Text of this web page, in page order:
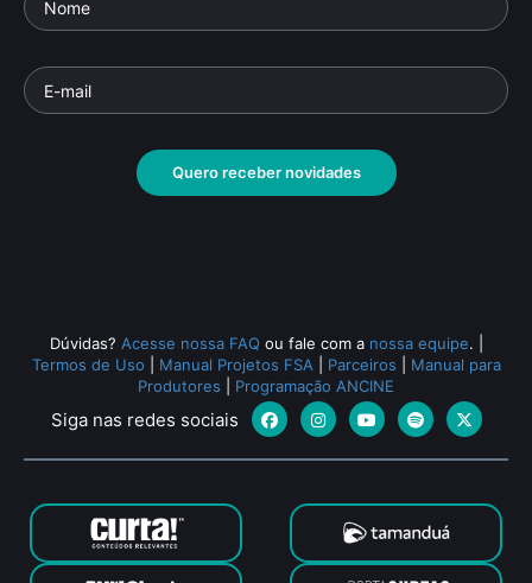
Quero receber novidades
Dúvidas? Acesse nossa FAQ ou fale com a nossa equipe.
Termos de Uso
Manual Projetos FSA Parceiros
Manual para
Produtores
Programação ANCINE
Siga nas redes sociais